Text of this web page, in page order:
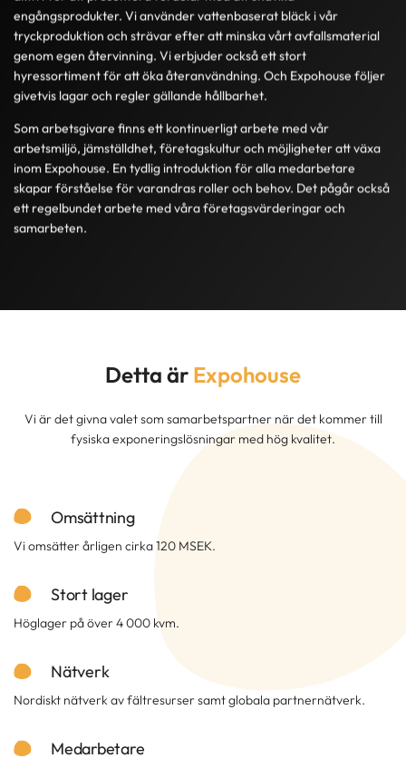
engångsprodukter. Vi använder vattenbaserat bläck i vår
tryckproduktion och strävar efter att minska vårt avfallsmaterial
genom egen återvinning. Vi erbjuder också ett stort
hyressortiment för att öka återanvändning. Och Expohouse följer
givetvis lagar och regler gällande hållbarhet.
Som arbetsgivare finns ett kontinuerligt arbete med vår
arbetsmiljö, jämställdhet, företagskultur och möjligheter att växa
inom Expohouse. En tydlig introduktion för alla medarbetare
skapar förståelse för varandras roller och behov. Det pågår också
ett regelbundet arbete med våra företagsvärderingar och
samarbeten.
Detta är Expohouse
Vi är det givna valet som samarbetspartner när det kommer till
fysiska exponeringslösningar med hög kvalitet.
Omsättning
Vi omsätter årligen cirka 120 MSEK.
Stort lager
Höglager på över 4 000 kvm.
Nätverk
Nordiskt nätverk av fältresurser samt globala partnernätverk.
Medarbetare